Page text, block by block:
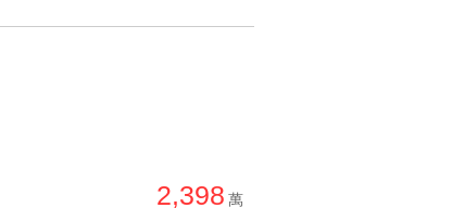
月熱門度高 → 低
2,398 萬